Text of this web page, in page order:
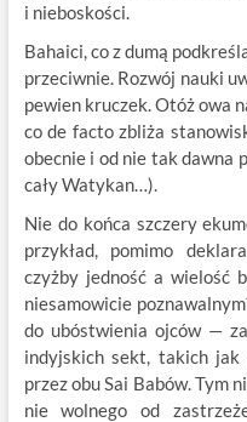
i nieboskości.
Bahaici, co z dumą
przeciwnie. Rozwój nauki
pewien kruczek. Otóż owa
co de facto zbliża
obecnie i od nie tak dawna
cały Watykan…).
Nie do końca szczery
przykład, pomimo
czyżby jedność a wielość
niesamowicie
do ubóstwienia ojców —
indyjskich sekt, takich jak
przez obu Sai Babów. Tym
nie wolnego od